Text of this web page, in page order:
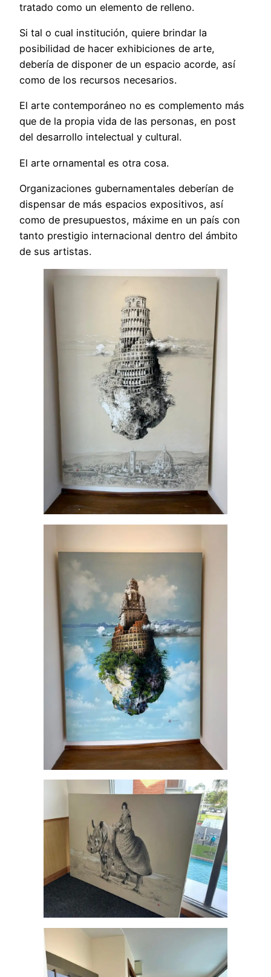
tratado como un elemento de relleno.
Si tal o cual institución, quiere brindar la
posibilidad de hacer exhibiciones de arte,
debería de disponer de un espacio acorde, así
como de los recursos necesarios.
El arte contemporáneo no es complemento más
que de la propia vida de las personas, en post
del desarrollo intelectual y cultural.
El arte ornamental es otra cosa.
Organizaciones gubernamentales deberían de
dispensar de más espacios expositivos, así
como de presupuestos, máxime en un país con
tanto prestigio internacional dentro del ámbito
de sus artistas.